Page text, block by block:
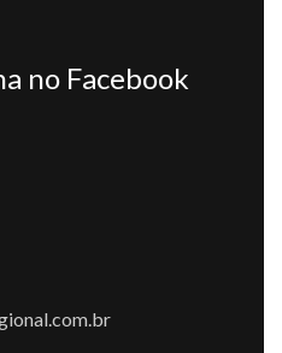
no Facebook